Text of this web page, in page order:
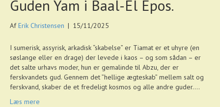
Guden Yam i Baal-El Epos.
AfErik Christensen | 15/11/2025
I sumerisk, assyrisk, arkadisk “skabelse” er Tiamat er et uhyre (en
søslange eller en drage) der levede i kaos – og som sådan – er
det salte urhavs moder, hun er gemalinde til Abzu, der er
ferskvandets gud. Gennem det ”hellige ægteskab” mellem salt og
ferskvand, skaber de et fredeligt kosmos og alle andre guder.…
Læs mere